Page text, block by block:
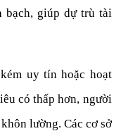
bạch, giúp dự trù tài
uy tín hoặc hoạt
có thấp hơn, người
lường. Các cơ sở